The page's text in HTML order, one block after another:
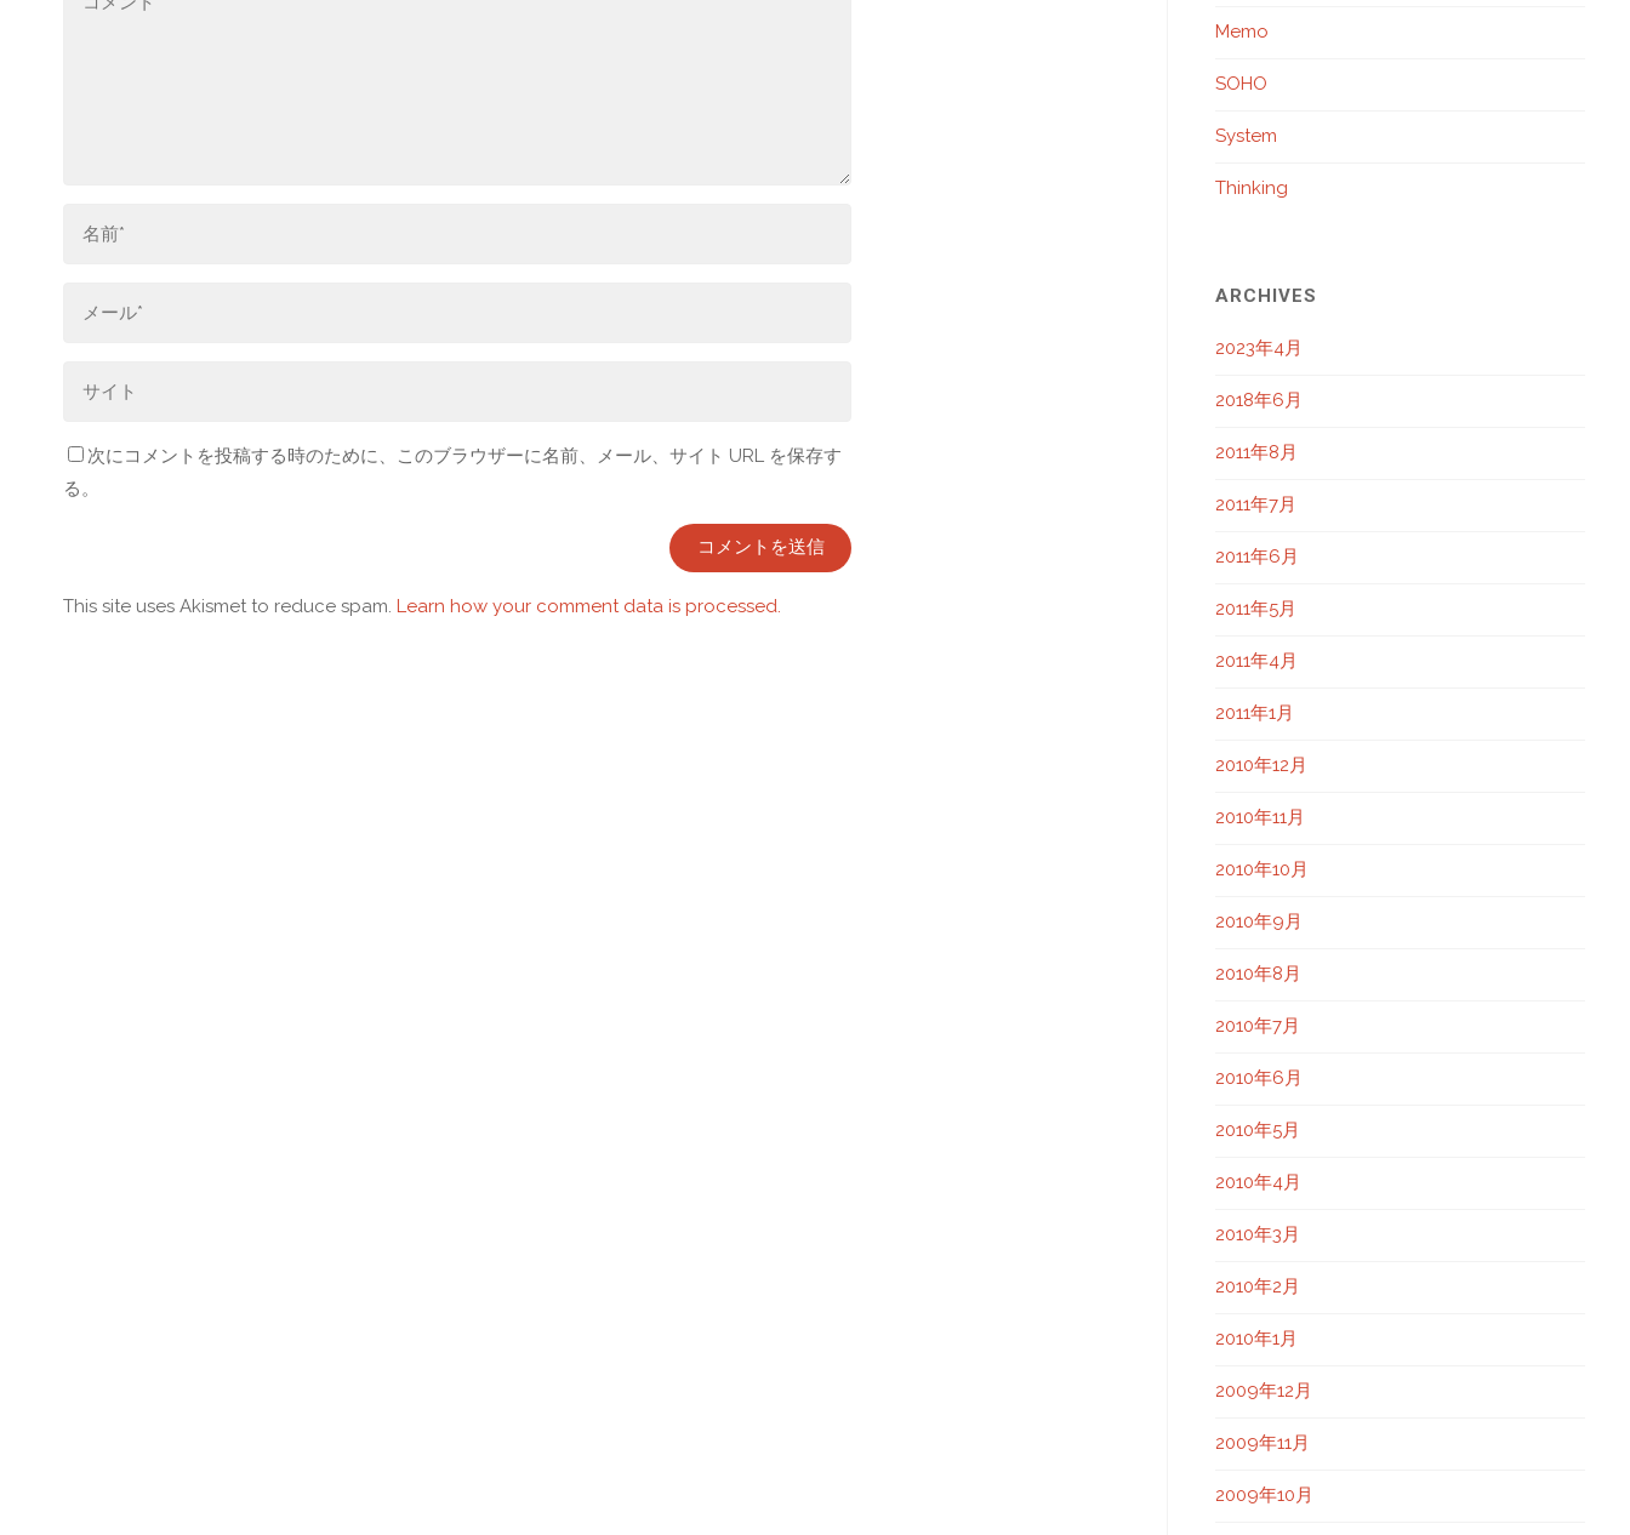
次にコメントを投稿する時のために、このブラウザーに名前、メール、サイト URL を保存す
る。
This site uses Akismet to reduce spam. Learn how your comment data is processed.
Memo
SOHO
System
Thinking
ARCHIVES
2023年4月
2018年6月
2011年8月
2011年7月
2011年6月
2011年5月
2011年4月
2011年1月
2010年12月
2010年11月
2010年10月
2010年9月
2010年8月
2010年7月
2010年6月
2010年5月
2010年4月
2010年3月
2010年2月
2010年1月
2009年12月
2009年11月
2009年10月